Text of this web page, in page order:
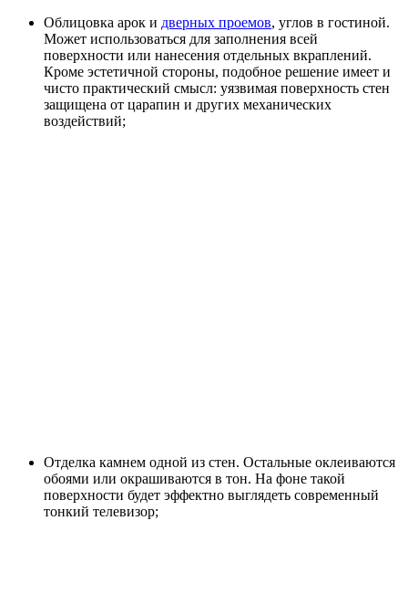
Облицовка арок и дверных проемов, углов в гостиной.
Может использоваться для заполнения всей
поверхности или нанесения отдельных вкраплений.
Кроме эстетичной стороны, подобное решение имеет и
чисто практический смысл: уязвимая поверхность стен
защищена от царапин и других механических
воздействий;
Отделка камнем одной из стен. Остальные оклеиваются
обоями или окрашиваются в тон. На фоне такой
поверхности будет эффектно выглядеть современный
тонкий телевизор;